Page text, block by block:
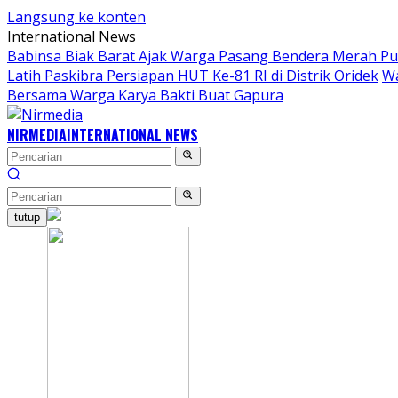
Langsung ke konten
International News
Babinsa Biak Barat Ajak Warga Pasang Bendera Merah
Latih Paskibra Persiapan HUT Ke-81 RI di Distrik Oridek
Bersama Warga Karya Bakti Buat Gapura
NIRMEDIAINTERNATIONAL NEWS
tutup